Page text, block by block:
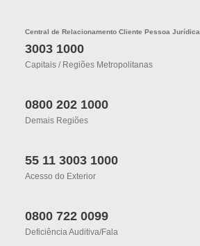
Central de Relacionamento Cliente Pessoa Jurídica
3003 1000
Capitais / Regiões Metropolitanas
0800 202 1000
Demais Regiões
55 11 3003 1000
Acesso do Exterior
0800 722 0099
Deficiência Auditiva/fala